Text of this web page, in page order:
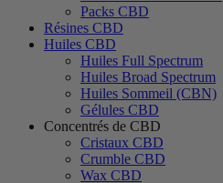
Packs CBD
Résines CBD
Huiles CBD
Huiles Full Spectrum
Huiles Broad Spectrum
Huiles Sommeil (CBN)
Gélules CBD
Concentrés de CBD
Cristaux CBD
Crumble CBD
Wax CBD